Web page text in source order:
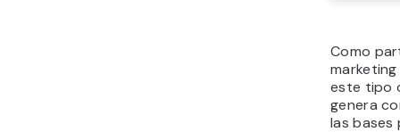
Como
este tipo
genera
las bases